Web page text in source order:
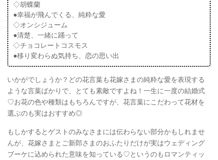
◇胡蝶蘭
●幸福が飛んでくる、純粋な愛
◇オンシジューム
●清楚、一緒に踊って
◇チョコレートコスモス
●移り変わらぬ気持ち、恋の思い出
いかがでしょうか？どの花言葉も花嫁さまの純粋な愛を表現する
ような言葉ばかりで、とても素敵ですよね！一生に一度の結婚式
♡お花の色や種類はもちろんですが、花言葉にこだわって花材を
選ぶのも実はおすすめ◎
もしかするとゲストのみなさまには伝わらない部分かもしれませ
んが、花嫁さまとご新郎さまのおふたりだけが実はウェディング
ブーケに込められた意味を知っている♡というのもロマンティッ